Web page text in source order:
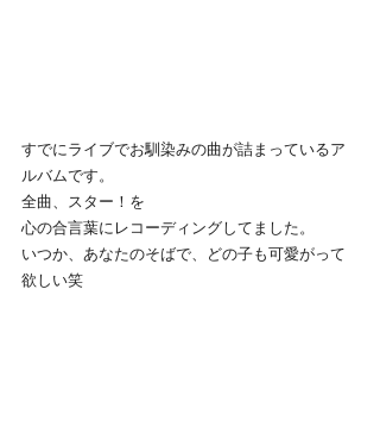
すでにライブでお馴染みの曲が詰まっているア
ルバムです。
全曲、スター！を
心の合言葉にレコーディングしてました。
いつか、あなたのそばで、どの子も可愛がって
欲しい笑